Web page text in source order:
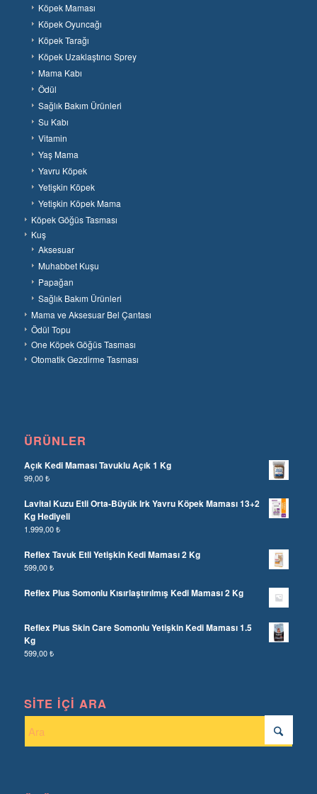
Köpek Maması
Köpek Oyuncağı
Köpek Tarağı
Köpek Uzaklaştırıcı Sprey
Mama Kabı
Ödül
Sağlık Bakım Ürünleri
Su Kabı
Vitamin
Yaş Mama
Yavru Köpek
Yetişkin Köpek
Yetişkin Köpek Mama
Köpek Göğüs Tasması
Kuş
Aksesuar
Muhabbet Kuşu
Papağan
Sağlık Bakım Ürünleri
Mama ve Aksesuar Bel Çantası
Ödül Topu
One Köpek Göğüs Tasması
Otomatik Gezdirme Tasması
ÜRÜNLER
Açık Kedi Maması Tavuklu Açık 1 Kg
99,00₺
Lavital Kuzu Etli Orta-Büyük Irk Yavru Köpek Maması 13+2
Kg Hediyeli
1.999,00₺
Reflex Tavuk Etli Yetişkin Kedi Maması 2 Kg
599,00₺
Reflex Plus Somonlu Kısırlaştırılmış Kedi Maması 2 Kg
Reflex Plus Skin Care Somonlu Yetişkin Kedi Maması 1.5
Kg
599,00₺
SITE İÇI ARA